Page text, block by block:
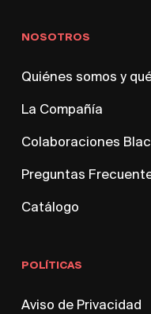
NOSOTROS
Quiénes somos y
La Compañía
Colaboraciones
Preguntas
Catálogo
POLÍTICAS
Aviso de Privacidad